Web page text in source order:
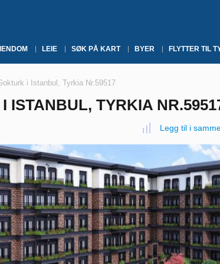
LEIE SØK PÅ KART BYER FLYTTER TIL
i Istanbul, Tyrkia Nr.59517
ISTANBUL, TYRKIA
Legg til i